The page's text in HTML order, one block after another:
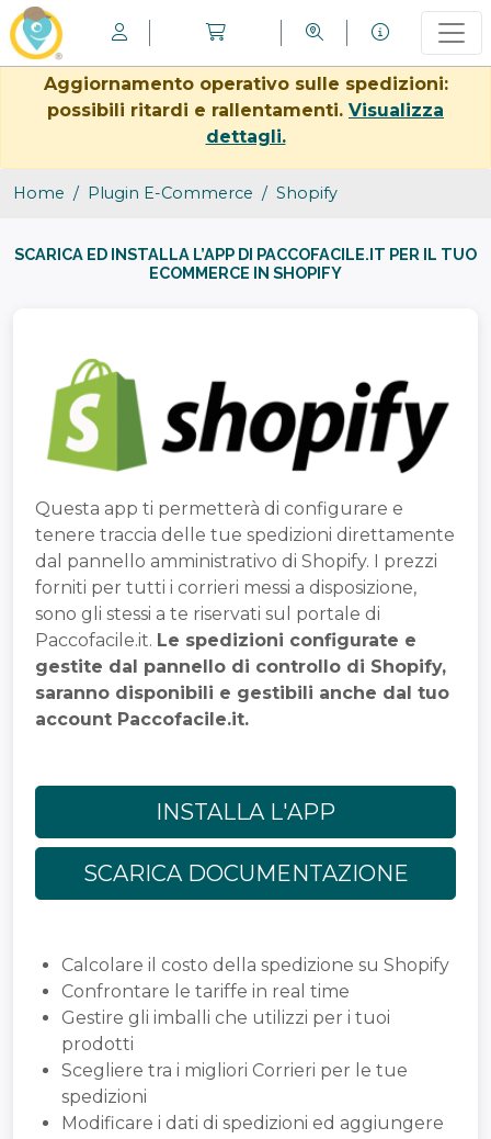
Aggiornamento operativo sulle spedizioni:
possibili ritardi e rallentamenti. Visualizza
dettagli.
Home Plugin E-Commerce Shopify
SCARICA ED INSTALLA L’APP DI PACCOFACILE.IT PER IL TUO
ECOMMERCE IN SHOPIFY
Questa app ti permetterà di configurare e
tenere traccia delle tue spedizioni direttamente
dal pannello amministrativo di Shopify. I prezzi
forniti per tutti i corrieri messi a disposizione,
sono gli stessi a te riservati sul portale di
Paccofacile.it. Le spedizioni configurate e
gestite dal pannello di controllo di Shopify,
saranno disponibili e gestibili anche dal tuo
account Paccofacile.it.
INSTALLA L'APP
SCARICA DOCUMENTAZIONE
Calcolare il costo della spedizione su Shopify
Confrontare le tariffe in real time
Gestire gli imballi che utilizzi per i tuoi
prodotti
Scegliere tra i migliori Corrieri per le tue
spedizioni
Modificare i dati di spedizioni ed aggiungere